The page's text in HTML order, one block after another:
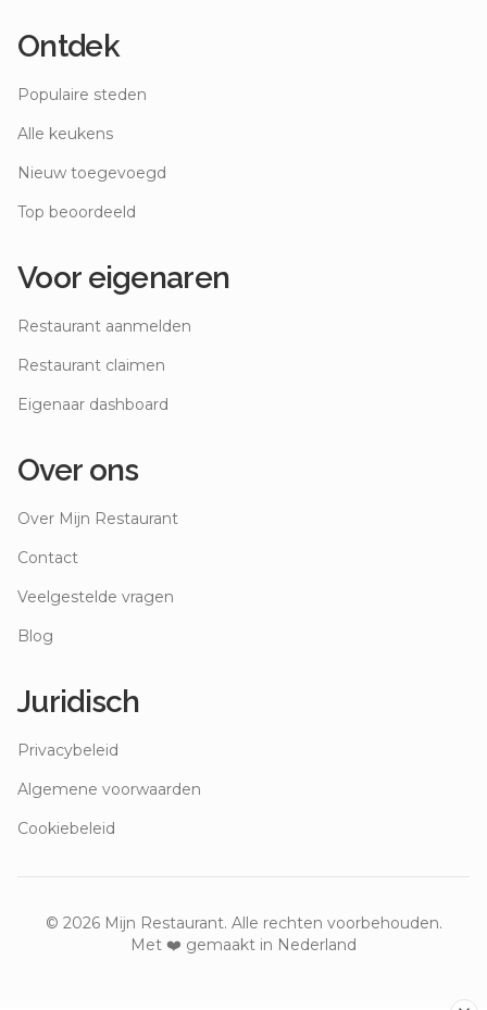
Ontdek
Populaire steden
Alle keukens
Nieuw toegevoegd
Top beoordeeld
Voor eigenaren
Restaurant aanmelden
Restaurant claimen
Eigenaar dashboard
Over ons
Over Mijn Restaurant
Contact
Veelgestelde vragen
Blog
Juridisch
Privacybeleid
Algemene voorwaarden
Cookiebeleid
© 2026Mijn Restaurant. Alle rechten voorbehouden.
Met ❤️ gemaakt in Nederland